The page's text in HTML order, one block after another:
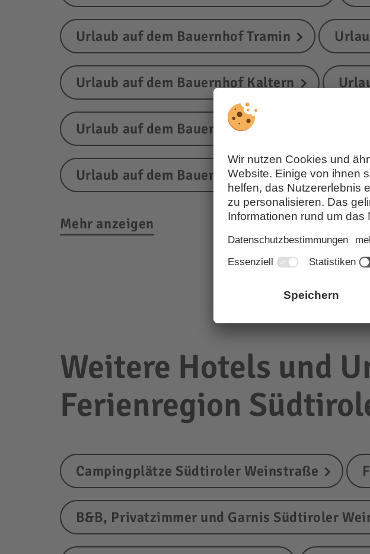
Urlaub auf dem Bauernhof Tramin
Urlaub auf dem Bauernhof Kaltern
Urlaub auf dem Bauernhof Andrian
Urlaub auf dem Bauernhof Neumarkt
Mehr anzeigen
Weitere Hotels und
Ferienregion
Campingplätze Südtiroler Weinstraße
B&B, Privatzimmer und Garnis Südtiroler